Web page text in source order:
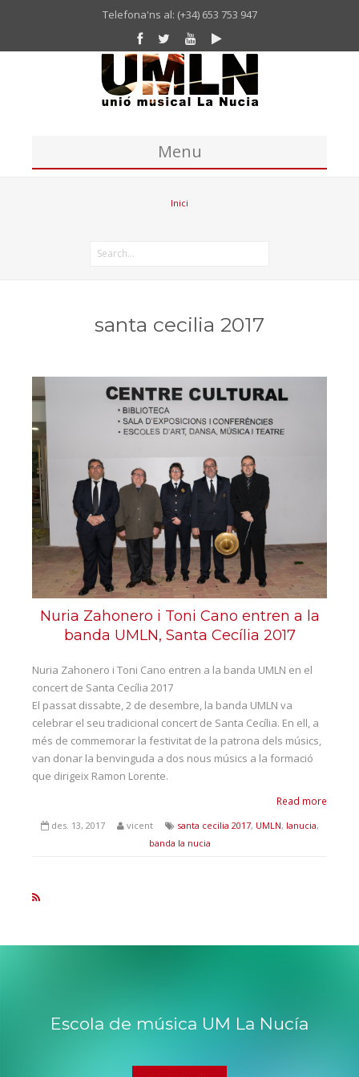
Telefona'ns al: (+34) 653 753 947
Menu
Missatge del president de la UM La Nucia
Director de l'escola
Cap d'estudis escola de música
Professorat
Objectius
Banda Jove
Fes-te soci
Blog
Contacte
Inici
santa cecilia 2017
Nuria Zahonero i Toni Cano entren a la
banda UMLN, Santa Cecília 2017
Nuria Zahonero i Toni Cano entren a la banda UMLN en el
concert de Santa Cecília 2017
El passat dissabte, 2 de desembre, la banda UMLN va
celebrar el seu tradicional concert de Santa Cecília. En ell, a
més de commemorar la festivitat de la patrona dels músics,
van donar la benvinguda a dos nous músics a la formació
que dirigeix Ramon Lorente.
Read more
des. 13, 2017 vicent santa cecilia 2017, UMLN, lanucia,
banda la nucia
Escola de música UM La Nucía